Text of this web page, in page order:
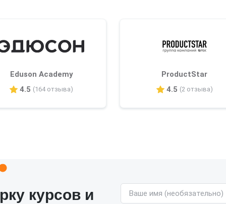
Eduson Academy
4.5 (164 отзыва)
ProductStar
4.5 (2 отзыва)
курсов и Имя (необязательно)